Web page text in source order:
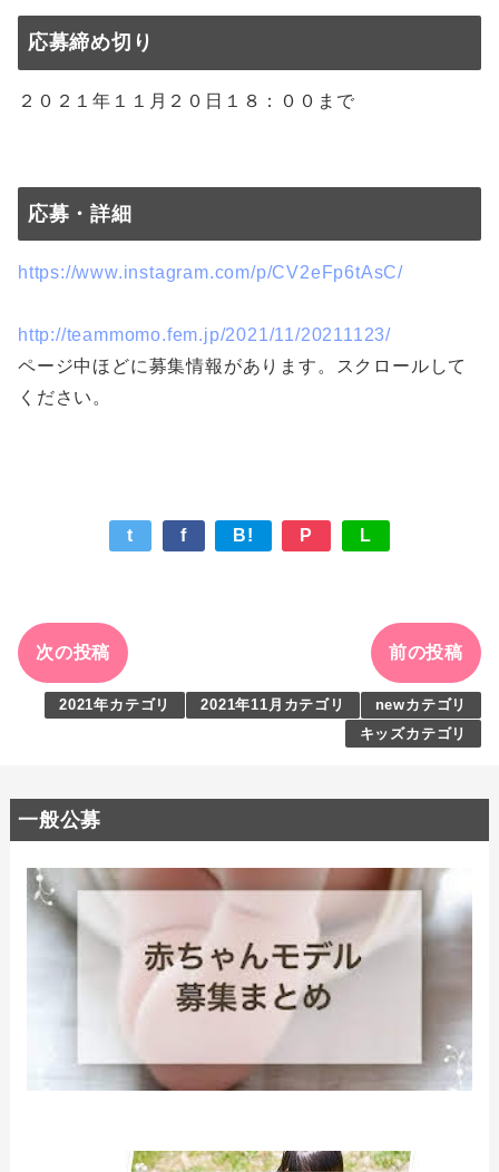
応募締め切り
２０２１年１１月２０日１８：００まで
応募・詳細
https://www.instagram.com/p/CV2eFp6tAsC/
http://teammomo.fem.jp/2021/11/20211123/
ページ中ほどに募集情報があります。スクロールして
ください。
t f B! P L
次の投稿 前の投稿
2021年カテゴリ 2021年11月カテゴリ
newカテゴリ
キッズカテゴリ
一般公募